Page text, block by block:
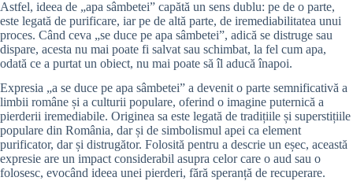
Astfel, ideea de „apa sâmbetei” capătă un sens dublu: pe de o parte,
este legată de purificare, iar pe de altă parte, de iremediabilitatea unui
proces. Când ceva „se duce pe apa sâmbetei”, adică se distruge sau
dispare, acesta nu mai poate fi salvat sau schimbat, la fel cum apa,
odată ce a purtat un obiect, nu mai poate să îl aducă înapoi.
Expresia „a se duce pe apa sâmbetei” a devenit o parte semnificativă a
limbii române și a culturii populare, oferind o imagine puternică a
pierderii iremediabile. Originea sa este legată de tradițiile și superstițiile
populare din România, dar și de simbolismul apei ca element
purificator, dar și distrugător. Folosită pentru a descrie un eșec, această
expresie are un impact considerabil asupra celor care o aud sau o
folosesc, evocând ideea unei pierderi, fără speranță de recuperare.